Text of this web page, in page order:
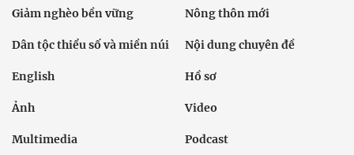
Giảm nghèo bền vững Nông thôn mới
Dân tộc thiểu số và miền núi Nội dung chuyên đề
English Hồ sơ
Ảnh Video
Multimedia Podcast